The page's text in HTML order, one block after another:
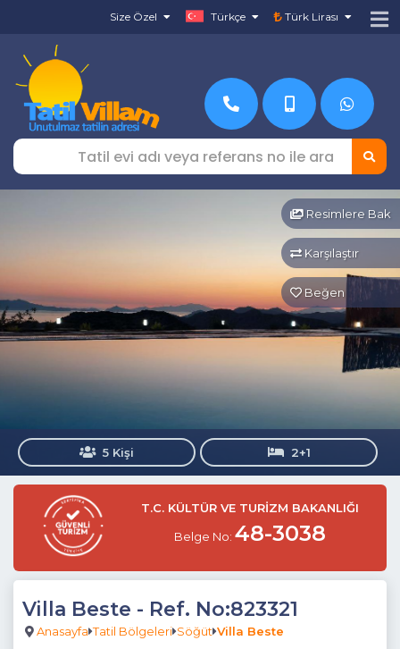
Size Özel Türkçe Türk Lirası
Resimlere Bak
Karşılaştır
Beğen
5 Kişi 2+1
T.C. KÜLTÜR VE TURİZM BAKANLIĞI
Belge No: 48-3038
Villa Beste - Ref. No:823321
Anasayfa Tatil Bölgeleri Söğüt Villa Beste